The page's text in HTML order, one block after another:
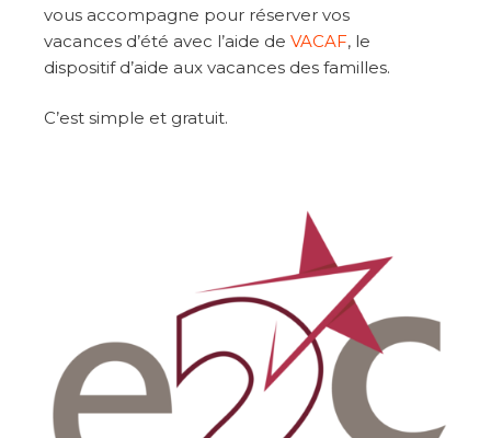
vous accompagne pour réserver vos
vacances d’été avec l’aide de VACAF, le
dispositif d’aide aux vacances des familles.
C’est simple et gratuit.